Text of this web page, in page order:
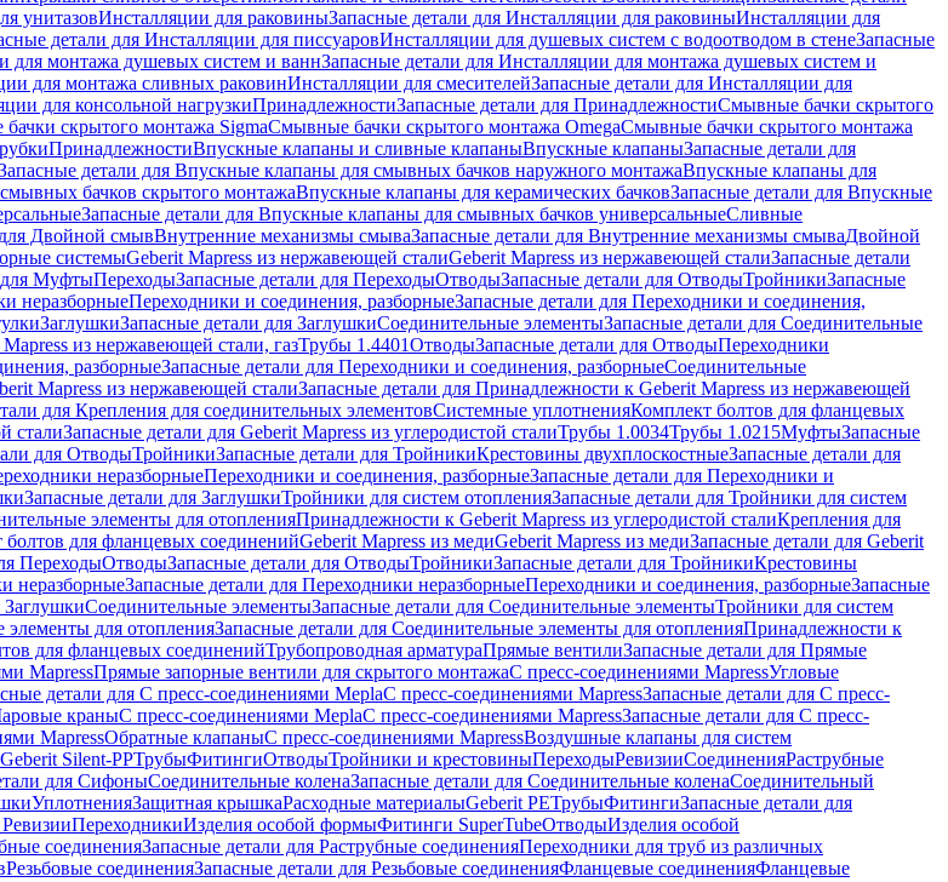
унитазовИнсталляции для раковиныЗапасные детали для Инсталляции для раковиныИнсталляции для
детали для Инсталляции для писсуаровИнсталляции для душевых систем с водоотводом в стенеЗапасные
для монтажа душевых систем и ваннЗапасные детали для Инсталляции для монтажа душевых систем и
для монтажа сливных раковинИнсталляции для смесителейЗапасные детали для Инсталляции для
для консольной нагрузкиПринадлежностиЗапасные детали для ПринадлежностиСмывные бачки скрытого
скрытого монтажа SigmaСмывные бачки скрытого монтажа OmegaСмывные бачки скрытого монтажа
ПринадлежностиВпускные клапаны и сливные клапаныВпускные клапаныЗапасные детали для
детали для Впускные клапаны для смывных бачков наружного монтажаВпускные клапаны для
бачков скрытого монтажаВпускные клапаны для керамических бачковЗапасные детали для Впускные
Запасные детали для Впускные клапаны для смывных бачков универсальныеСливные
Двойной смывВнутренние механизмы смываЗапасные детали для Внутренние механизмы смываДвойной
системыGeberit Mapress из нержавеющей сталиGeberit Mapress из нержавеющей сталиЗапасные детали
для МуфтыПереходыЗапасные детали для ПереходыОтводыЗапасные детали для ОтводыТройникиЗапасные
неразборныеПереходники и соединения, разборныеЗапасные детали для Переходники и соединения,
ЗаглушкиЗапасные детали для ЗаглушкиСоединительные элементыЗапасные детали для Соединительные
из нержавеющей стали, газТрубы 1.4401ОтводыЗапасные детали для ОтводыПереходники
разборныеЗапасные детали для Переходники и соединения, разборныеСоединительные
Mapress из нержавеющей сталиЗапасные детали для Принадлежности к Geberit Mapress из нержавеющей
для Крепления для соединительных элементовСистемные уплотненияКомплект болтов для фланцевых
сталиЗапасные детали для Geberit Mapress из углеродистой сталиТрубы 1.0034Трубы 1.0215МуфтыЗапасные
для ОтводыТройникиЗапасные детали для ТройникиКрестовины двухплоскостныеЗапасные детали для
неразборныеПереходники и соединения, разборныеЗапасные детали для Переходники и
Запасные детали для ЗаглушкиТройники для систем отопленияЗапасные детали для Тройники для систем
элементы для отопленияПринадлежности к Geberit Mapress из углеродистой сталиКрепления для
болтов для фланцевых соединенийGeberit Mapress из медиGeberit Mapress из медиЗапасные детали для Geberit
ПереходыОтводыЗапасные детали для ОтводыТройникиЗапасные детали для ТройникиКрестовины
неразборныеЗапасные детали для Переходники неразборныеПереходники и соединения, разборныеЗапасные
ЗаглушкиСоединительные элементыЗапасные детали для Соединительные элементыТройники для систем
элементы для отопленияЗапасные детали для Соединительные элементы для отопленияПринадлежности к
для фланцевых соединенийТрубопроводная арматураПрямые вентилиЗапасные детали для Прямые
MapressПрямые запорные вентили для скрытого монтажаС пресс-соединениями MapressУгловые
детали для С пресс-соединениями MeplaС пресс-соединениями MapressЗапасные детали для С пресс-
краныС пресс-соединениями MeplaС пресс-соединениями MapressЗапасные детали для С пресс-
MapressОбратные клапаныС пресс-соединениями MapressВоздушные клапаны для систем
Geberit Silent-PPТрубыФитингиОтводыТройники и крестовиныПереходыРевизииСоединенияРаструбные
для СифоныСоединительные коленаЗапасные детали для Соединительные коленаСоединительный
УплотненияЗащитная крышкаРасходные материалыGeberit PEТрубыФитингиЗапасные детали для
ПереходникиИзделия особой формыФитинги SuperTubeОтводыИзделия особой
соединенияЗапасные детали для Раструбные соединенияПереходники для труб из различных
Резьбовые соединенияЗапасные детали для Резьбовые соединенияФланцевые соединенияФланцевые